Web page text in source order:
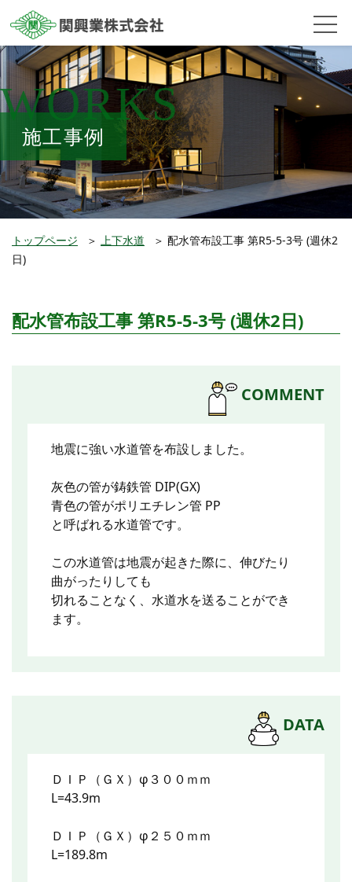
WORKS
施工事例
トップページ ＞ 上下水道 ＞ 配水管布設工事 第R5-5-3号 (週休2
日)
配水管布設工事 第R5-5-3号 (週休2日)
COMMENT
地震に強い水道管を布設しました。
灰色の管が鋳鉄管 DIP(GX)
青色の管がポリエチレン管 PP
と呼ばれる水道管です。
この水道管は地震が起きた際に、伸びたり
曲がったりしても
切れることなく、水道水を送ることができ
ます。
DATA
ＤＩＰ（ＧＸ）φ３００ｍｍ
L=43.9m
ＤＩＰ（ＧＸ）φ２５０ｍｍ
L=189.8m